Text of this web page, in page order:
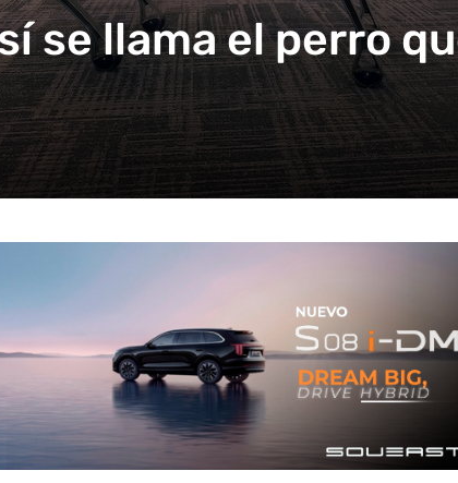
se llama el perro